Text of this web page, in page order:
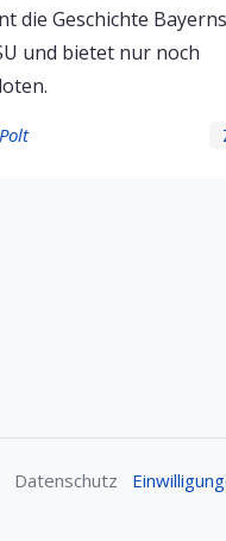
die Geschichte
und bietet nur noch
Datenschutz